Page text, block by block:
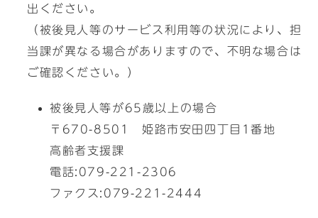
出ください。
（被後見人等のサービス利用等の状況により、担
当課が異なる場合がありますので、不明な場合は
ご確認ください。）
被後見人等が65歳以上の場合
〒670-8501 姫路市安田四丁目1番地
高齢者支援課
電話:079-221-2306
ファクス:079-221-2444